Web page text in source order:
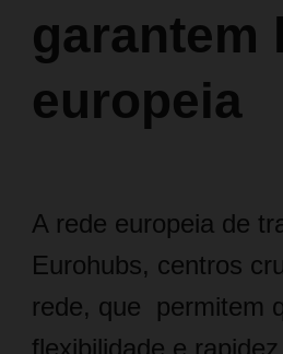
garantem
europeia
A rede europeia de
Eurohubs, centros
rede, que permitem
flexibilidade e